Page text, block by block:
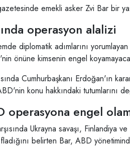
emekli asker Zvi Bar bir
operasyon alalizi
diplomatik adımlarını
önüne kimsenin engel
Cumhurbaşkanı Erdoğan'ın
konu hakkındaki tutumlarını
operasyona engel
Ukrayna savaşı, Finlandiya
belirten Bar, ABD